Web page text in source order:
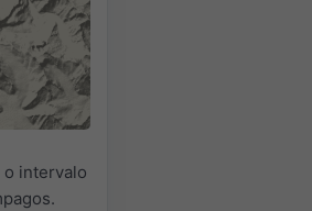
intervalo